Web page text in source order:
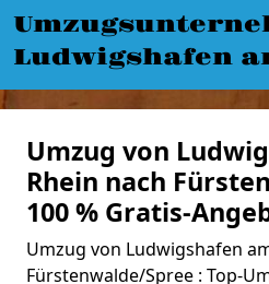
Ludwigshafen
Umzug von
Rhein nach
100 % Gratis-
Umzug von Ludwigshafen
Fürstenwalde/Spree : Top-